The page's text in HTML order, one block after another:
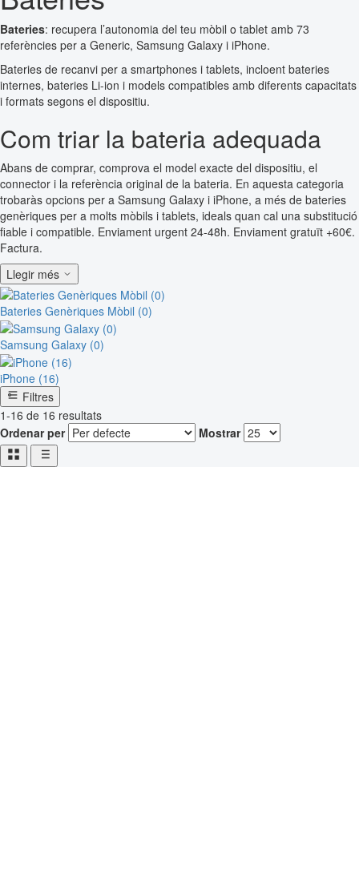
Bateries: recupera l’autonomia del teu mòbil o tablet amb 73
referències per a Generic, Samsung Galaxy i iPhone.
Bateries de recanvi per a smartphones i tablets, incloent bateries
internes, bateries Li-ion i models compatibles amb diferents capacitats
i formats segons el dispositiu.
Com triar la bateria adequada
Abans de comprar, comprova el model exacte del dispositiu, el
connector i la referència original de la bateria. En aquesta categoria
trobaràs opcions per a Samsung Galaxy i iPhone, a més de bateries
genèriques per a molts mòbils i tablets, ideals quan cal una substitució
fiable i compatible. Enviament urgent 24-48h. Enviament gratuït +60€.
Factura.
Llegir més
Bateries Genèriques Mòbil (0)
Samsung Galaxy (0)
iPhone (16)
Filtres
1-16 de 16 resultats
Ordenar per
Mostrar